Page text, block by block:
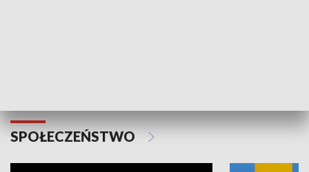
SPOŁECZEŃSTWO